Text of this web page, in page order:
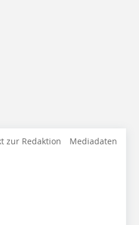
zur Redaktion Mediadaten